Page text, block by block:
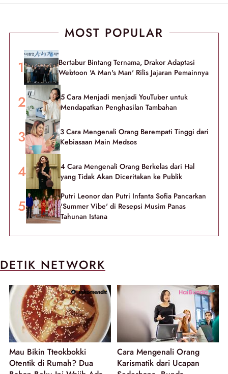
MOST POPULAR
Bertabur Bintang Ternama, Drakor Adaptasi
Webtoon 'A Man's Man' Rilis Jajaran Pemainnya
5 Cara Menjadi menjadi YouTuber untuk
Mendapatkan Penghasilan Tambahan
3 Cara Mengenali Orang Berempati Tinggi dari
Kebiasaan Main Medsos
4 Cara Mengenali Orang Berkelas dari Hal
yang Tidak Akan Diceritakan ke Publik
Putri Leonor dan Putri Infanta Sofia Pancarkan
'Summer Vibe' di Resepsi Musim Panas
Tahunan Istana
DETIK NETWORK
Mau Bikin Tteokbokki
Otentik di Rumah? Dua
Cara Mengenali Orang
Karismatik dari Ucapan